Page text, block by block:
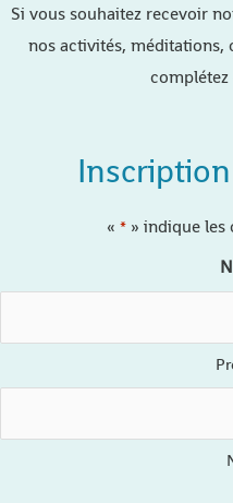
Si vous souhaitez recevoir
nos activités, méditations,
« * » indique les